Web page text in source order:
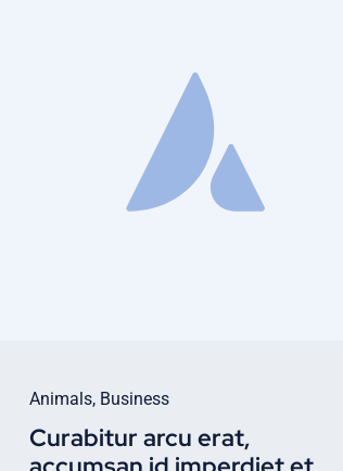
Animals, Business
Curabitur arcu erat,